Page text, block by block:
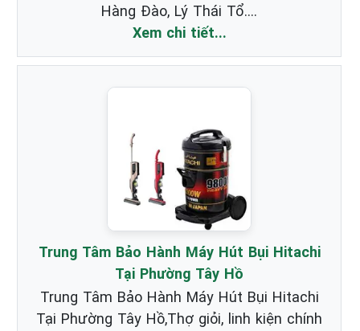
Hàng Đào, Lý Thái Tổ....
Xem chi tiết...
Trung Tâm Bảo Hành Máy Hút Bụi Hitachi
Tại Phường Tây Hồ
Trung Tâm Bảo Hành Máy Hút Bụi Hitachi
Tại Phường Tây Hồ,Thợ giỏi, linh kiện chính